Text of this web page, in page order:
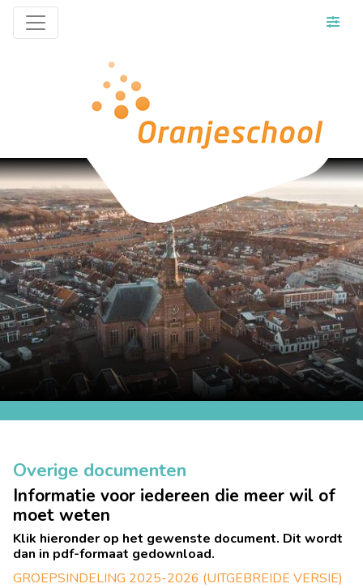
Overige documenten
Informatie voor iedereen die meer wil of
moet weten
Klik hieronder op het gewenste document. Dit wordt
dan in pdf-formaat gedownload.
GROEPSINDELING 2025-2026 (UITGEBREIDE VERSIE)